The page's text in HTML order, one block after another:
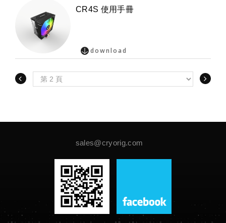
CR4S 使用手冊
download
sales@cryorig.com